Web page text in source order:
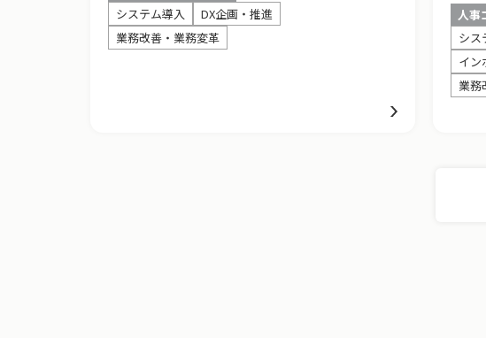
システム導入
DX企画・推進
業務改善・業務変革
人事
シス
イン
業務